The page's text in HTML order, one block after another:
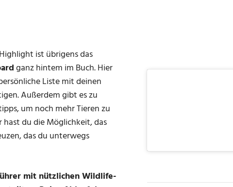
ist übrigens das
ganz hintem im Buch. Hier
Liste mit deinen
Außerdem gibt es zu
um noch mehr Tieren zu
hast du die Möglichkeit, das
das du unterwegs
mit nützlichen Wildlife-